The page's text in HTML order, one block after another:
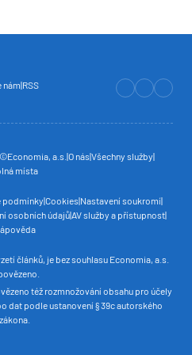
námRSS
©Economia, a.s. O násVšechny služby
místa
podmínky Cookies Nastavení soukromí
osobních údajůAV služby a přístupnost
článků, je bez souhlasu Economia, a.s.
též rozmnožování obsahu pro účely
dat podle ustanovení § 39c autorského
zákona.